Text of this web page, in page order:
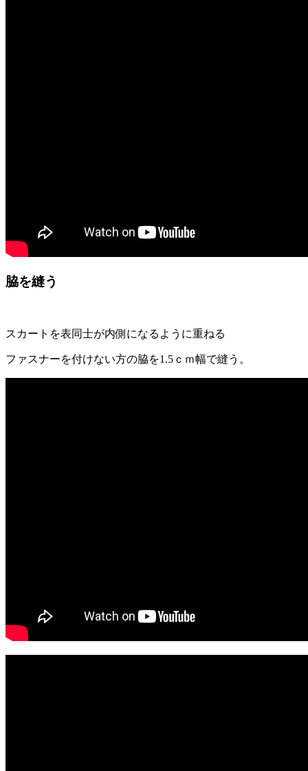
脇を縫う
スカートを表同士が内側になるように重ねる
ファスナーを付けない方の脇を1.5ｃｍ幅で縫う。